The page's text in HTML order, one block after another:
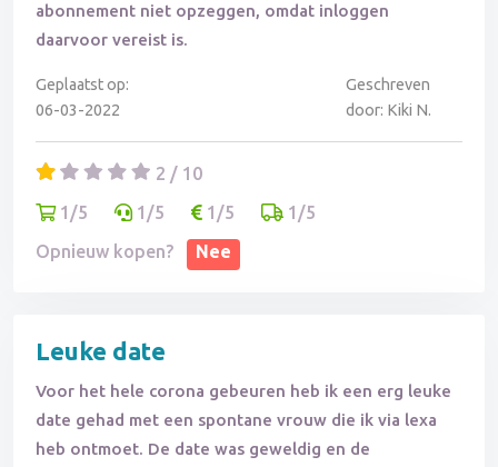
abonnement niet opzeggen, omdat inloggen
daarvoor vereist is.
Geplaatst op:
06-03-2022
Geschreven
door: Kiki N.
2 / 10
1/5
1/5 1/5
1/5
Opnieuw kopen?
Nee
Leuke date
Voor het hele corona gebeuren heb ik een erg leuke
date gehad met een spontane vrouw die ik via lexa
heb ontmoet. De date was geweldig en de